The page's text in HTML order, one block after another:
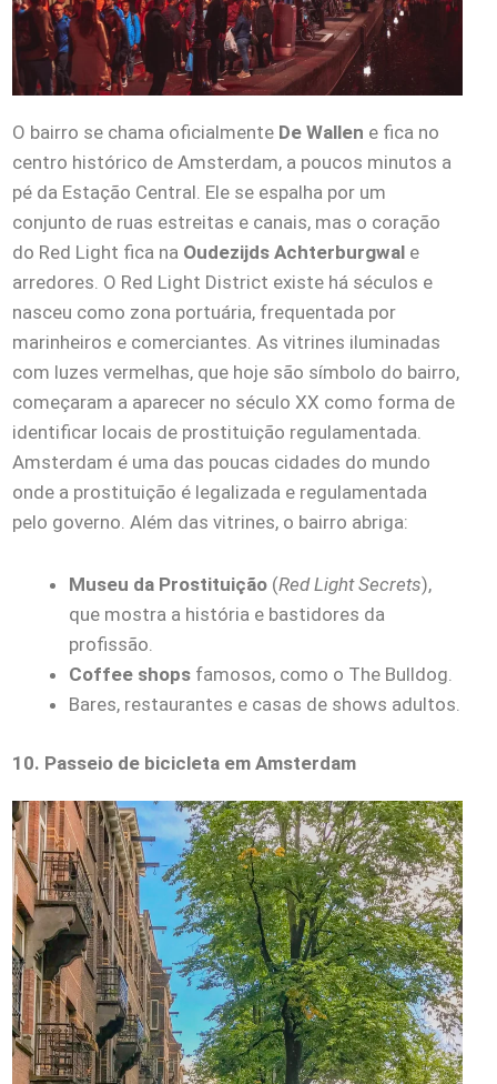
O bairro se chama oficialmente De Wallen e fica no
centro histórico de Amsterdam, a poucos minutos a
pé da Estação Central. Ele se espalha por um
conjunto de ruas estreitas e canais, mas o coração
do Red Light fica na Oudezijds Achterburgwal e
arredores. O Red Light District existe há séculos e
nasceu como zona portuária, frequentada por
marinheiros e comerciantes. As vitrines iluminadas
com luzes vermelhas, que hoje são símbolo do bairro,
começaram a aparecer no século XX como forma de
identificar locais de prostituição regulamentada.
Amsterdam é uma das poucas cidades do mundo
onde a prostituição é legalizada e regulamentada
pelo governo. Além das vitrines, o bairro abriga:
Museu da Prostituição (Red Light Secrets),
que mostra a história e bastidores da
profissão.
Coffee shops famosos, como o The Bulldog.
Bares, restaurantes e casas de shows adultos.
10. Passeio de bicicleta em Amsterdam